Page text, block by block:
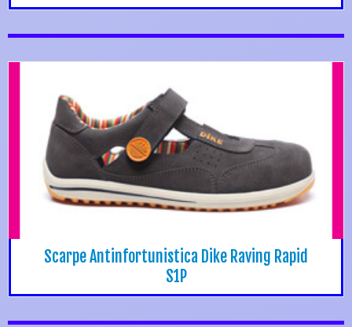
Scarpe Antinfortunistica Dike Raving Rapid
S1P